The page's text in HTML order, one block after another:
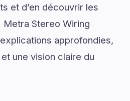
et d’en découvrir les
Stereo Wiring
approfondies,
une vision claire du